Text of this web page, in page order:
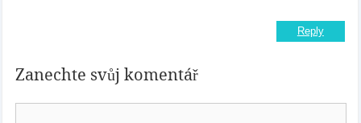
Reply
Zanechte svůj komentář